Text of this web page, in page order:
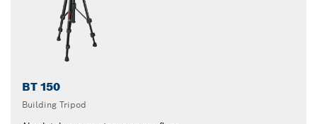
BT 150
Building Tripod